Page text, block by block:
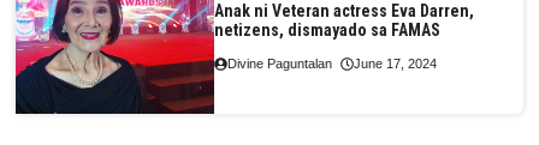
Anak ni Veteran actress Eva Darren,
netizens, dismayado sa FAMAS
Divine Paguntalan June 17, 2024